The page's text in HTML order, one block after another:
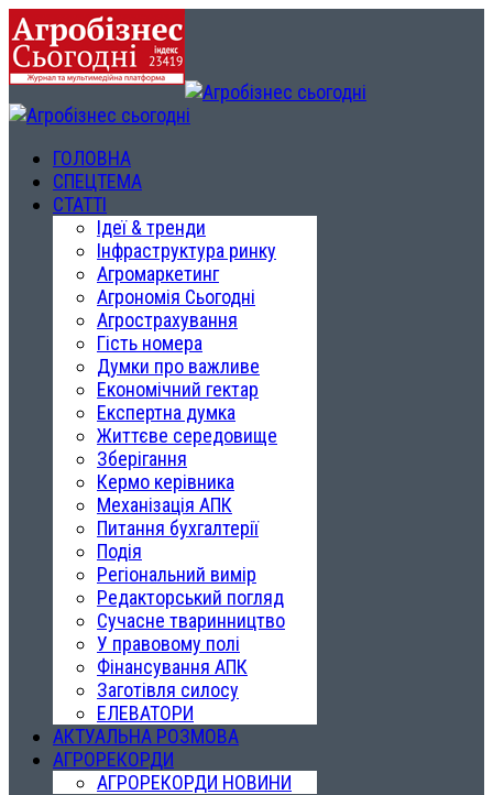
ГОЛОВНА
СПЕЦТЕМА
СТАТТІ
Ідеї & тренди
Інфраструктура ринку
Агромаркетинг
Агрономія Сьогодні
Агрострахування
Гість номера
Думки про важливе
Економічний гектар
Експертна думка
Життєве середовище
Зберігання
Кермо керівника
Механізація АПК
Питання бухгалтерії
Подія
Регіональний вимір
Редакторський погляд
Сучасне тваринництво
У правовому полі
Фінансування АПК
Заготівля силосу
ЕЛЕВАТОРИ
АКТУАЛЬНА РОЗМОВА
АГРОРЕКОРДИ
АГРОРЕКОРДИ НОВИНИ